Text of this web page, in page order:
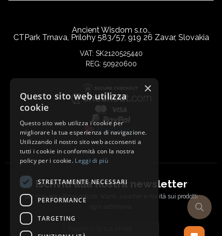
Ancient Wisdom s.r.o.,
CTPark Trnava, Prílohy 583/57, 919 26 Zavar, Slovakia
VAT: SK2120525440
REG: 50920600
Iscriviti alla nostra newsletter
per ricevere ultime notizie, sconti, voucher e novità sui prodotti
×
Questo sito web utilizza
cookie
Questo sito web utilizza i cookie per
migliorare la tua esperienza di navigazione.
Utilizzando il nostro sito web acconsenti a
tutti i cookie in conformità con la nostra
policy per i cookie. Leggi di più
STRETTAMENTE NECESSARI
PERFORMANCE
TARGETING